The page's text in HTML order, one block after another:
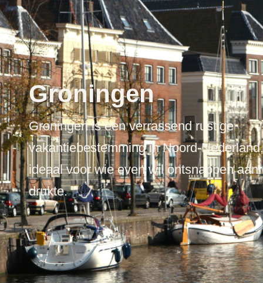
Groningen
Groningen is een verrassend rustige
vakantiebestemming in Noord-Nederland,
ideaal voor wie even wil ontsnappen aan
drukte.